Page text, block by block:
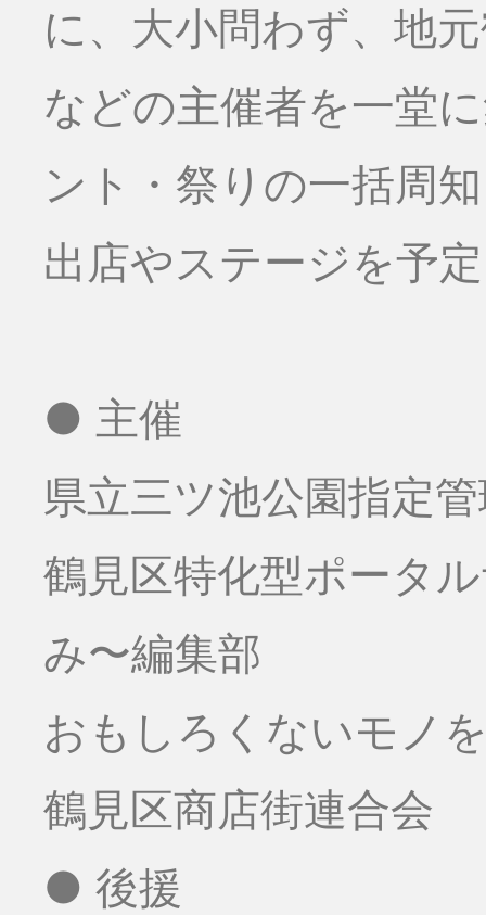
に、大小問わず、地
などの主催者を一堂
ント・祭りの一括周
出店やステージを予
● 主催
県立三ツ池公園指定
鶴見区特化型ポータ
み〜編集部
おもしろくないモノ
鶴見区商店街連合会
● 後援